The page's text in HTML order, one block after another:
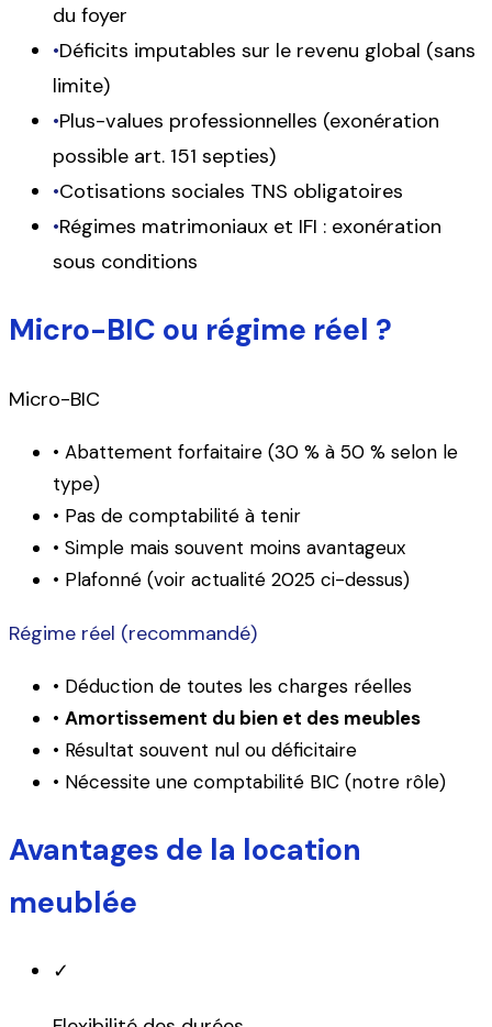
du foyer
•Déficits imputables sur le revenu global (sans
limite)
•Plus-values professionnelles (exonération
possible art. 151 septies)
•Cotisations sociales TNS obligatoires
•Régimes matrimoniaux et IFI : exonération
sous conditions
Micro-BIC ou régime réel ?
Micro-BIC
• Abattement forfaitaire (30 % à 50 % selon le
type)
• Pas de comptabilité à tenir
• Simple mais souvent moins avantageux
• Plafonné (voir actualité 2025 ci-dessus)
Régime réel (recommandé)
• Déduction de toutes les charges réelles
• Amortissement du bien et des meubles
• Résultat souvent nul ou déficitaire
• Nécessite une comptabilité BIC (notre rôle)
Avantages de la location
meublée
✓